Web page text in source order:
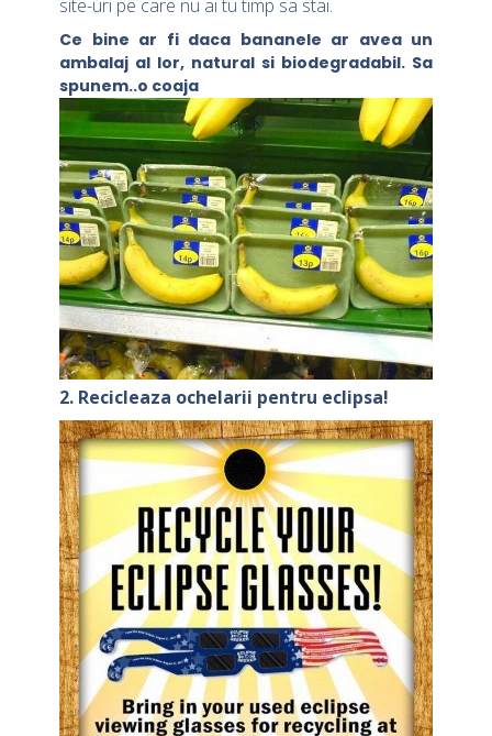
site-uri pe care nu ai tu timp sa stai.
Ce bine ar fi daca bananele ar avea un
ambalaj al lor, natural si biodegradabil. Sa
spunem..o coaja
2. Recicleaza ochelarii pentru eclipsa!